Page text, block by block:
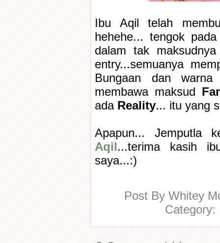
Ibu Aqil telah
hehehe... tengok
dalam tak
entry...semuanya
Bungaan dan
membawa maksud
ada Reality... itu yang
Apapun... Jemputla
Aqil...terima kasih
saya...:)
Post By Whitey
Category: